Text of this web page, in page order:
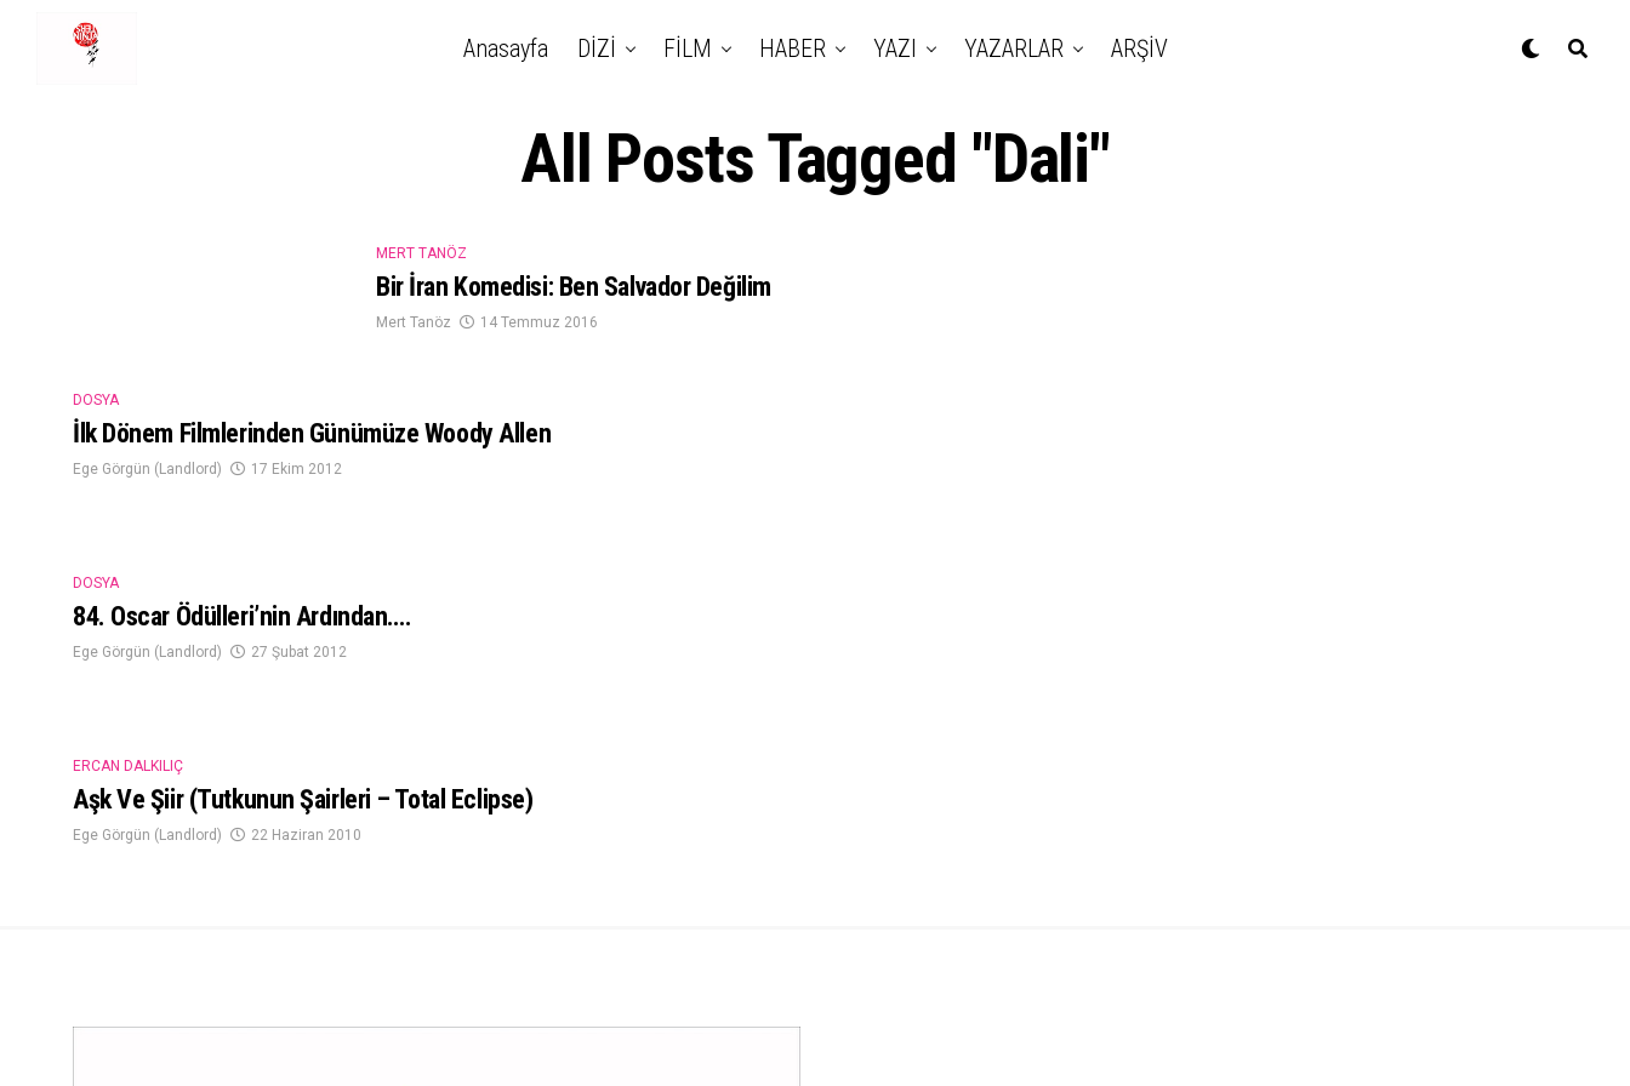
Anasayfa DİZİ FİLM HABER YAZI YAZARLAR ARŞİV
All Posts Tagged "Dali"
MERT TANÖZ
Bir İran Komedisi: Ben Salvador Değilim
Mert Tanöz 14 Temmuz 2016
DOSYA
İlk Dönem Filmlerinden Günümüze Woody Allen
Ege Görgün (Landlord) 17 Ekim 2012
DOSYA
84. Oscar Ödülleri’nin Ardından….
Ege Görgün (Landlord) 27 Şubat 2012
ERCAN DALKILIÇ
Aşk Ve Şiir (Tutkunun Şairleri – Total Eclipse)
Ege Görgün (Landlord) 22 Haziran 2010